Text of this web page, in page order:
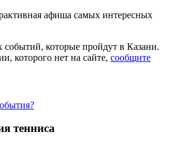
афиша самых интересных
событий, которые пройдут в Казани.
которого нет на сайте, сообщите
тенниса